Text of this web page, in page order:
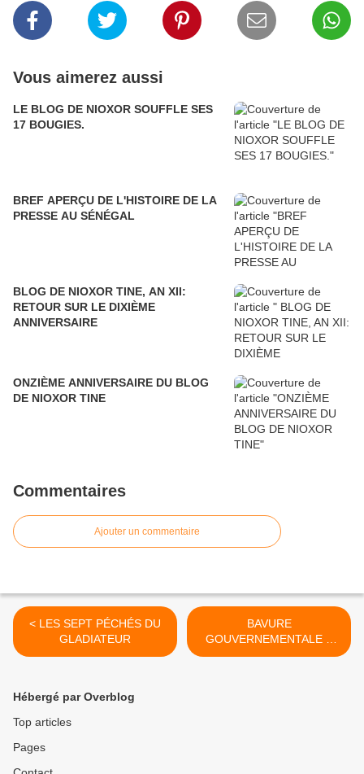
Vous aimerez aussi
LE BLOG DE NIOXOR SOUFFLE SES
17 BOUGIES.
BREF APERÇU DE L'HISTOIRE DE LA
PRESSE AU SÉNÉGAL
BLOG DE NIOXOR TINE, AN XII:
RETOUR SUR LE DIXIÈME
ANNIVERSAIRE
ONZIÈME ANNIVERSAIRE DU BLOG
DE NIOXOR TINE
Commentaires
Ajouter un commentaire
< LES SEPT PÉCHÉS DU
GLADIATEUR
BAVURE
GOUVERNEMENTALE À
SANAR >
Hébergé par Overblog
Top articles
Pages